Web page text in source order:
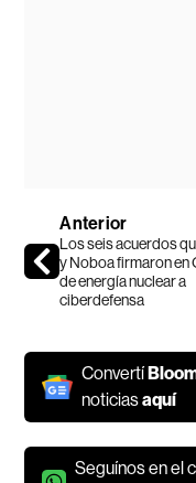
Anterior
Los seis acuerdos
y Noboa firmaron en
de energía nuclear a
ciberdefensa
Convertí
noticiasaquí
Seguínos en el